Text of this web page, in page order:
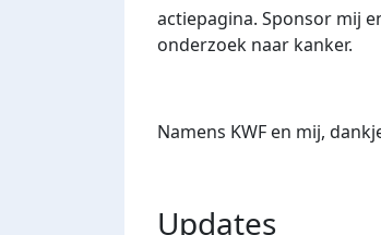
actiepagina. Sponsor mij
onderzoek naar kanker.
Namens KWF en mij,
Updates